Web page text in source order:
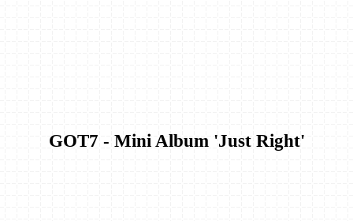
GOT7 - Mini Album 'Just Right'